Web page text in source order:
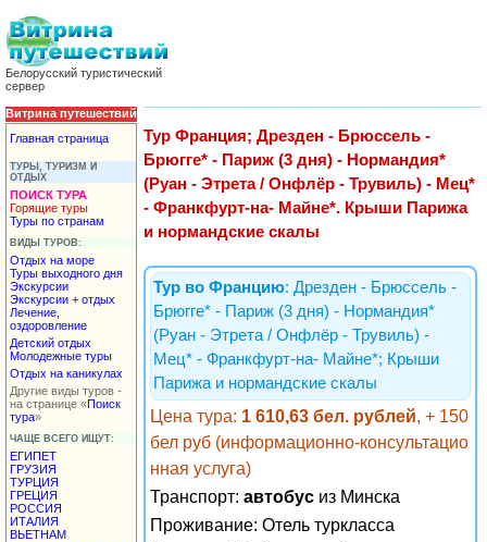
Белорусский туристический
сервер
Витрина путешествий
Главная страница
ТУРЫ, ТУРИЗМ И
ОТДЫХ
ПОИСК ТУРА
Горящие туры
Туры по странам
ВИДЫ ТУРОВ:
Отдых на море
Туры выходного дня
Экскурсии
Экскурсии + отдых
Лечение,
оздоровление
Детский отдых
Молодежные туры
Отдых на каникулах
Другие виды туров -
на странице «Поиск
тура»
ЧАЩЕ ВСЕГО ИЩУТ:
ЕГИПЕТ
ГРУЗИЯ
ТУРЦИЯ
ГРЕЦИЯ
РОССИЯ
ИТАЛИЯ
ВЬЕТНАМ
Тур Франция; Дрезден - Брюссель -
Брюгге* - Париж (3 дня) - Нормандия*
(Руан - Этрета / Онфлёр - Трувиль) - Мец*
- Франкфурт-на- Майне*. Крыши Парижа
и нормандские скалы
Тур во Францию: Дрезден - Брюссель -
Брюгге* - Париж (3 дня) - Нормандия*
(Руан - Этрета / Онфлёр - Трувиль) -
Мец* - Франкфурт-на- Майне*; Крыши
Парижа и нормандские скалы
Цена тура: 1 610,63 бел. рублей, + 150
бел руб (информационно-консультацио
нная услуга)
Транспорт: автобус из Минска
Проживание: Отель туркласса